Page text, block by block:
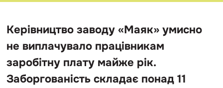
Керівництво заводу «Маяк» умисно
не виплачувало працівникам
заробітну плату майже рік.
Заборгованість складає понад 11